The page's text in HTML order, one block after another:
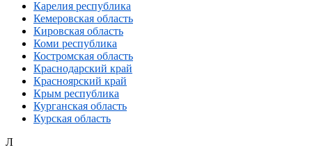
Карелия республика
Кемеровская область
Кировская область
Коми республика
Костромская область
Краснодарский край
Красноярский край
Крым республика
Курганская область
Курская область
Л